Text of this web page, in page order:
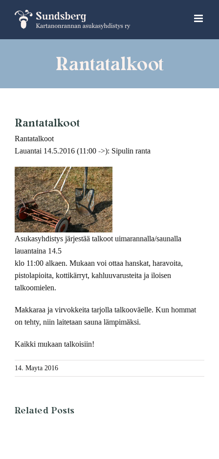
content
Rantatalkoot
Rantatalkoot
Rantatalkoot
Lauantai 14.5.2016 (11:00 ->): Sipulin ranta
Asukasyhdistys järjestää talkoot uimarannalla/saunalla
lauantaina 14.5
klo 11:00 alkaen. Mukaan voi ottaa hanskat, haravoita,
pistolapioita, kottikärryt, kahluuvarusteita ja iloisen
talkoomielen.
Makkaraa ja virvokkeita tarjolla talkooväelle. Kun hommat
on tehty, niin laitetaan sauna lämpimäksi.
Kaikki mukaan talkoisiin!
14. Mayta 2016
Related Posts